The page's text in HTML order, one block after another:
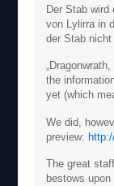
Der Stab wird
von Lylirra in
der Stab nicht
the
yet (which
We did,
preview:
The great
bestows